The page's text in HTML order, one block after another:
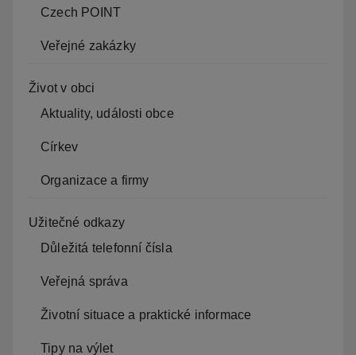
Czech POINT
Veřejné zakázky
Život v obci
Aktuality, události obce
Církev
Organizace a firmy
Užitečné odkazy
Důležitá telefonní čísla
Veřejná správa
Životní situace a praktické informace
Tipy na výlet